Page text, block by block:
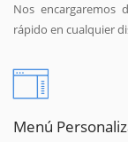
Nos encargaremos
rápido en cualquier
Menú